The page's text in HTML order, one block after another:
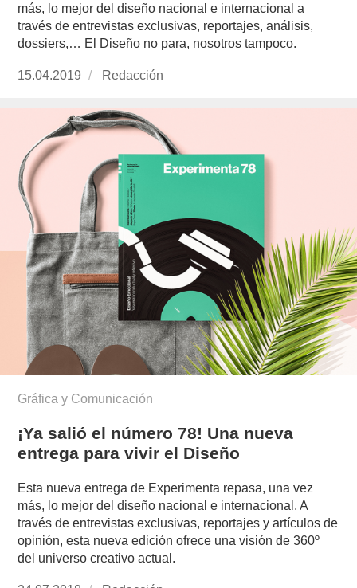
más, lo mejor del diseño nacional e internacional a
través de entrevistas exclusivas, reportajes, análisis,
dossiers,… El Diseño no para, nosotros tampoco.
Publicado
15.04.2019 https://www.experimenta.es/author/redaccion/
Redacción
Gráfica y Comunicación
¡Ya salió el número 78! Una nueva
entrega para vivir el Diseño
Esta nueva entrega de Experimenta repasa, una vez
más, lo mejor del diseño nacional e internacional. A
través de entrevistas exclusivas, reportajes y artículos de
opinión, esta nueva edición ofrece una visión de 360º
del universo creativo actual.